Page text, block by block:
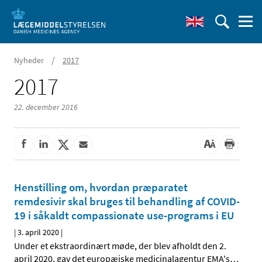
Nyheder / 2017
2017
22. december 2016
Henstilling om, hvordan præparatet
remdesivir skal bruges til behandling af COVID-
19 i såkaldt compassionate use-programs i EU
|3. april 2020 |
Under et ekstraordinært møde, der blev afholdt den 2.
april 2020, gav det europæiske medicinalagentur EMA's…